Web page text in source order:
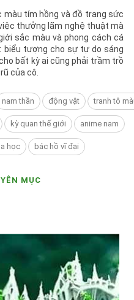
màu tím hồng và đồ trang sức
thưởng lãm nghệ thuật mà
sắc màu và phong cách cá
biểu tượng cho sự tự do sáng
bất kỳ ai cũng phải trầm trồ
của cô.
nam thần động vật tranh tô
kỳ quan thế giới anime nam
học bác hồ vĩ đại
MỤC